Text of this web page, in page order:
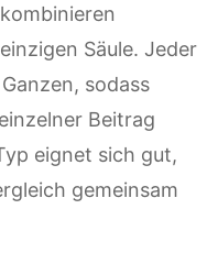
Säule. Jeder
sodass
Beitrag
eignet sich gut,
gemeinsam